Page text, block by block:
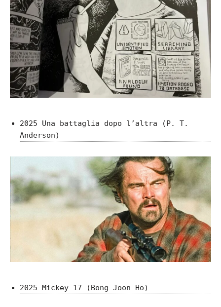
2025 Una battaglia dopo l’altra (P. T.
Anderson)
2025 Mickey 17 (Bong Joon Ho)